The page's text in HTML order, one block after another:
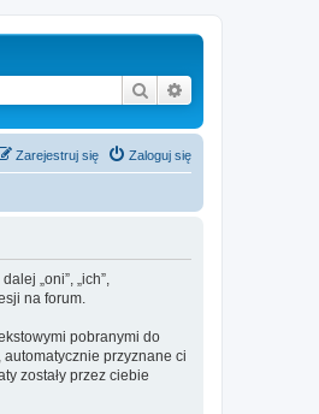
Szukaj
Zaloguj się
Zarejestruj się
„oni”, „ich”,
na forum.
pobranymi do
przyznane ci
zostały przez ciebie